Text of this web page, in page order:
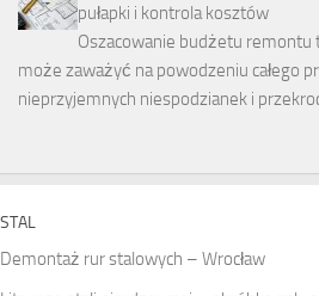
pułapki i kontrola kosztów
Oszacowanie budżetu remontu
może zaważyć na powodzeniu całego
nieprzyjemnych niespodzianek i
STAL
Demontaż rur stalowych – Wrocław